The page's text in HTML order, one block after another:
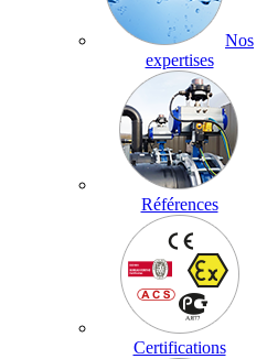
Nos
expertises
Références
Certifications